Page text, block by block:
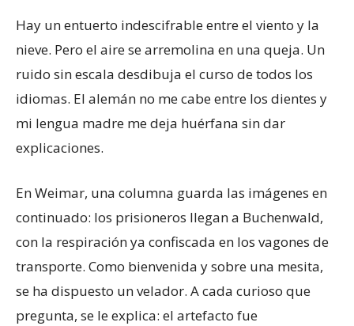
Hay un entuerto indescifrable entre el viento y la
nieve. Pero el aire se arremolina en una queja. Un
ruido sin escala desdibuja el curso de todos los
idiomas. El alemán no me cabe entre los dientes y
mi lengua madre me deja huérfana sin dar
explicaciones.
En Weimar, una columna guarda las imágenes en
continuado: los prisioneros llegan a Buchenwald,
con la respiración ya confiscada en los vagones de
transporte. Como bienvenida y sobre una mesita,
se ha dispuesto un velador. A cada curioso que
pregunta, se le explica: el artefacto fue